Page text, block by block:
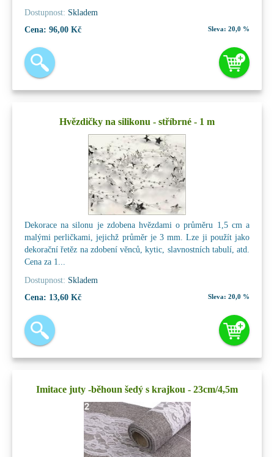
Dostupnost: Skladem
Cena: 96,00 Kč Sleva: 20,0 %
Hvězdičky na silikonu - stříbrné - 1 m
Dekorace na silonu je zdobena hvězdami o průměru 1,5 cm a
malými perličkami, jejichž průměr je 3 mm. Lze ji použít jako
dekorační řetěz na zdobení věnců, kytic, slavnostních tabulí, atd.
Cena za 1...
Dostupnost: Skladem
Cena: 13,60 Kč Sleva: 20,0 %
Imitace juty -běhoun šedý s krajkou - 23cm/4,5m